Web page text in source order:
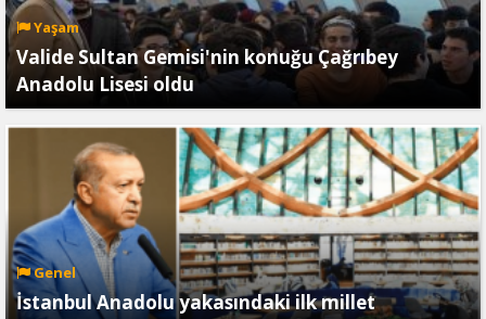
Yaşam
Valide Sultan Gemisi'nin konuğu Çağrıbey
Anadolu Lisesi oldu
Genel
İstanbul Anadolu yakasındaki ilk millet